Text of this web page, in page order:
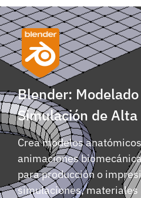
Blender:
Simulación de Alta
Crea modelos
animaciones
para producción o
simulaciones,